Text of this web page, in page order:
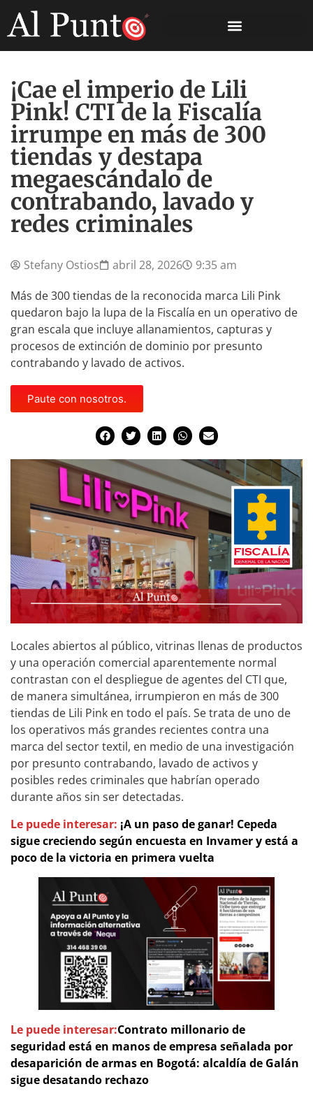
¡Cae el imperio de Lili
Pink! CTI de la Fiscalía
irrumpe en más de 300
tiendas y destapa
megaescándalo de
contrabando, lavado y
redes criminales
Stefany Ostios abril 28, 2026
9:35 am
Más de 300 tiendas de la reconocida marca Lili Pink
quedaron bajo la lupa de la Fiscalía en un operativo de
gran escala que incluye allanamientos, capturas y
procesos de extinción de dominio por presunto
contrabando y lavado de activos.
Paute con nosotros.
Locales abiertos al público, vitrinas llenas de productos
y una operación comercial aparentemente normal
contrastan con el despliegue de agentes del CTI que,
de manera simultánea, irrumpieron en más de 300
tiendas de Lili Pink en todo el país. Se trata de uno de
los operativos más grandes recientes contra una
marca del sector textil, en medio de una investigación
por presunto contrabando, lavado de activos y
posibles redes criminales que habrían operado
durante años sin ser detectadas.
Le puede interesar: ¡A un paso de ganar! Cepeda
sigue creciendo según encuesta en Invamer y está a
poco de la victoria en primera vuelta
Le puede interesar:Contrato millonario de
seguridad está en manos de empresa señalada por
desaparición de armas en Bogotá: alcaldía de Galán
sigue desatando rechazo